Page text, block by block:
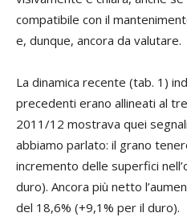
compatibile con il
e, dunque, ancora da valutare.
La dinamica recente (tab. 1)
precedenti erano allineati al
2011/12 mostrava quei
abbiamo parlato: il grano
incremento delle superfici
duro). Ancora più netto
del 18,6% (+9,1% per il duro).